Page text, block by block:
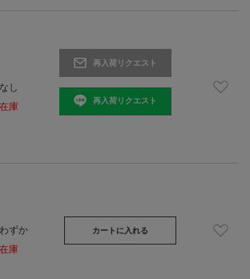
し
庫
再入荷リクエスト
再入荷リクエスト
ずか
庫
カートに入れる